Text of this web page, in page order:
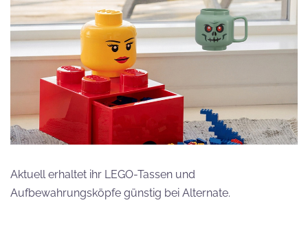
Aktuell erhaltet ihr LEGO-Tassen und
Aufbewahrungsköpfe günstig bei Alternate.